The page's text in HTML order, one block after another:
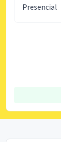
Presencial